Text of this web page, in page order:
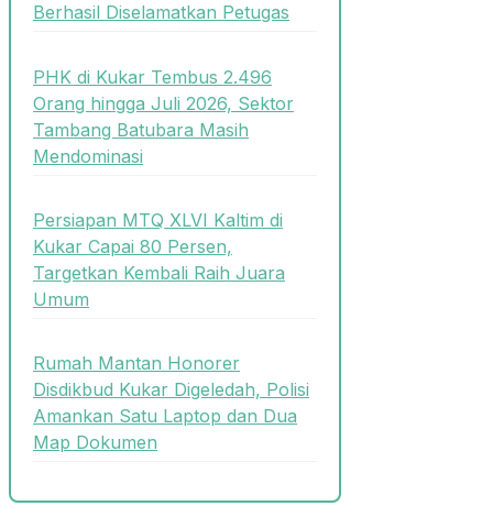
Berhasil Diselamatkan Petugas
PHK di Kukar Tembus 2.496
Orang hingga Juli 2026, Sektor
Tambang Batubara Masih
Mendominasi
Persiapan MTQ XLVI Kaltim di
Kukar Capai 80 Persen,
Targetkan Kembali Raih Juara
Umum
Rumah Mantan Honorer
Disdikbud Kukar Digeledah, Polisi
Amankan Satu Laptop dan Dua
Map Dokumen